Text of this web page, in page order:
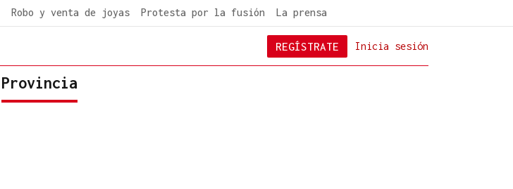
Robo y venta de joyas Protesta por la fusión La prensa
Inicia sesión
REGÍSTRATE
Provincia